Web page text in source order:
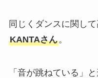
同じくダンスに関し
KANTAさん。
「音が跳ねている」